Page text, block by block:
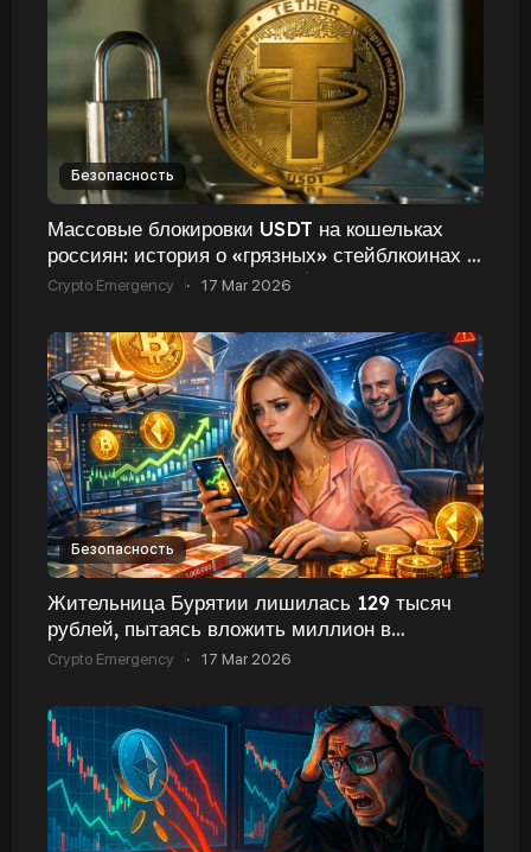
Безопасность
Массовые блокировки USDT на кошельках
россиян: история о «грязных» стейблкоинах и
заблокированных 137 000 $
Crypto Emergency · 17 Mar 2026
Безопасность
Жительница Бурятии лишилась 129 тысяч
рублей, пытаясь вложить миллион в
«криптовалютные инвестиции»
Crypto Emergency · 17 Mar 2026